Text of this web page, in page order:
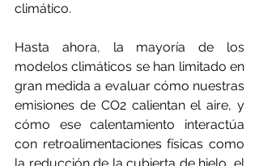
climático.
Hasta ahora, la mayoría de los
modelos climáticos se han limitado en
gran medida a evaluar cómo nuestras
emisiones de CO2 calientan el aire, y
cómo ese calentamiento interactúa
con retroalimentaciones físicas como